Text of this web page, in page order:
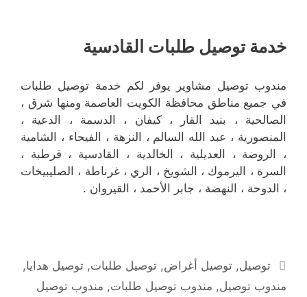
خدمة توصيل طلبات القادسية
مندوب توصيل مشاوير يوفر لكم خدمة توصيل طلبات
في جميع مناطق محافظة الكويت العاصمة ومنها شرق ،
الصالحية ، بنيد القار ، كيفان ، الدسمة ، الدعية ،
المنصورية ، عبد الله السالم ، النزهة ، الفيحاء ، الشامية
، الروضة ، العديلية ، الخالدية ، القادسية ، قرطبة ،
السرة ، اليرموك ، الشويخ ، الري ، غرناطة ، الصليبيخات
، الدوحة ، النهضة ، جابر الأحمد ، القيروان .
التصنيفات
توصيل,توصيل أغراض,توصيل طلبات,توصيل هدايا,
مندوب توصيل, مندوب توصيل طلبات, مندوب توصيل